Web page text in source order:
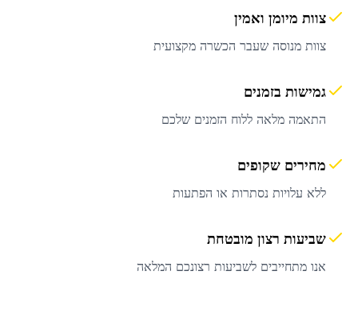
צוות מיומן ואמין
צוות מנוסה שעבר הכשרה מקצועית
גמישות בזמנים
התאמה מלאה ללוח הזמנים שלכם
מחירים שקופים
ללא עלויות נסתרות או הפתעות
שביעות רצון מובטחת
אנו מתחייבים לשביעות רצונכם המלאה